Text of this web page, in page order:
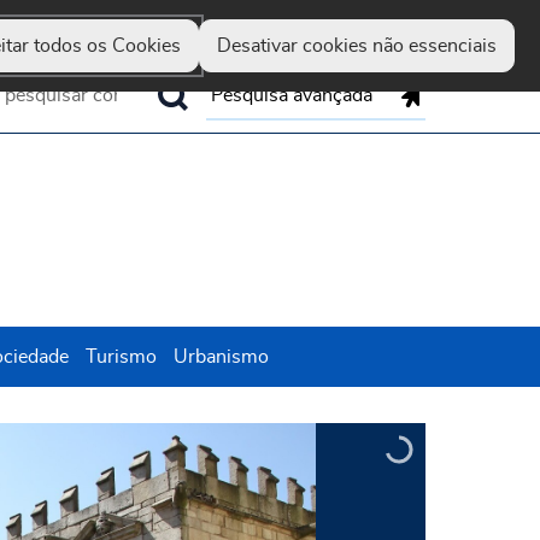
todos os Cookies Desativar cookies não essenciais
Guimarães
Marca
Up
Pesquisa avançada
Turismo Urbanismo